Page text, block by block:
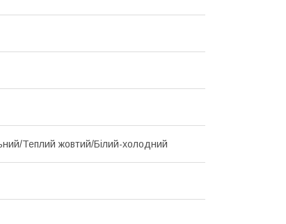
Теплий жовтий/Білий-холодний